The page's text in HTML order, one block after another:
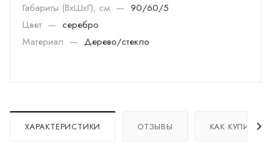
Габариты (ВхШхГ), см — 90/60/5
Цвет — серебро
Материал — Дерево/стекло
ХАРАКТЕРИСТИКИ ОТЗЫВЫ КАК КУПИТЬ